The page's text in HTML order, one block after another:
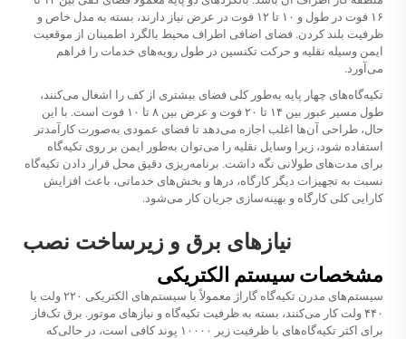
۱۶ فوت در طول و ۱۰ تا ۱۲ فوت در عرض نیاز دارند، بسته به مدل خاص و
ظرفیت بلند کردن. فضای اضافی اطراف محیط بالگرد اطمینان از موقعیت
ایمن وسیله نقلیه و حرکت تکنسین در طول رویه‌های خدمات را فراهم
می‌آورد.
تکیه‌گاه‌های چهار پایه به‌طور کلی فضای بیشتری از کف را اشغال می‌کنند،
طول مسیر عبور بین ۱۴ تا ۲۰ فوت و عرض بین ۸ تا ۱۰ فوت است. با این
حال، طراحی آن‌ها اغلب اجازه می‌دهد تا فضای عمودی به‌صورت کارآمد‌تر
استفاده شود، زیرا وسایل نقلیه را می‌توان به‌طور ایمن بر روی تکیه‌گاه
برای مدت‌های طولانی نگه داشت. برنامه‌ریزی دقیق محل قرار دادن تکیه‌گاه
نسبت به تجهیزات دیگر کارگاه، درها و بخش‌های خدماتی، باعث افزایش
کارایی کلی کارگاه و بهینه‌سازی جریان کار می‌شود.
نیاز‌های برق و زیرساخت نصب
مشخصات سیستم الکتریکی
سیستم‌های مدرن تکیه‌گاه گاراژ معمولاً با سیستم‌های الکتریکی ۲۲۰ ولت یا
۴۴۰ ولت کار می‌کنند، بسته به ظرفیت تکیه‌گاه و نیاز‌های موتور. برق تک‌فاز
برای اکثر تکیه‌گاه‌های با ظرفیت زیر ۱۰۰۰۰ پوند کافی است، در حالی‌که